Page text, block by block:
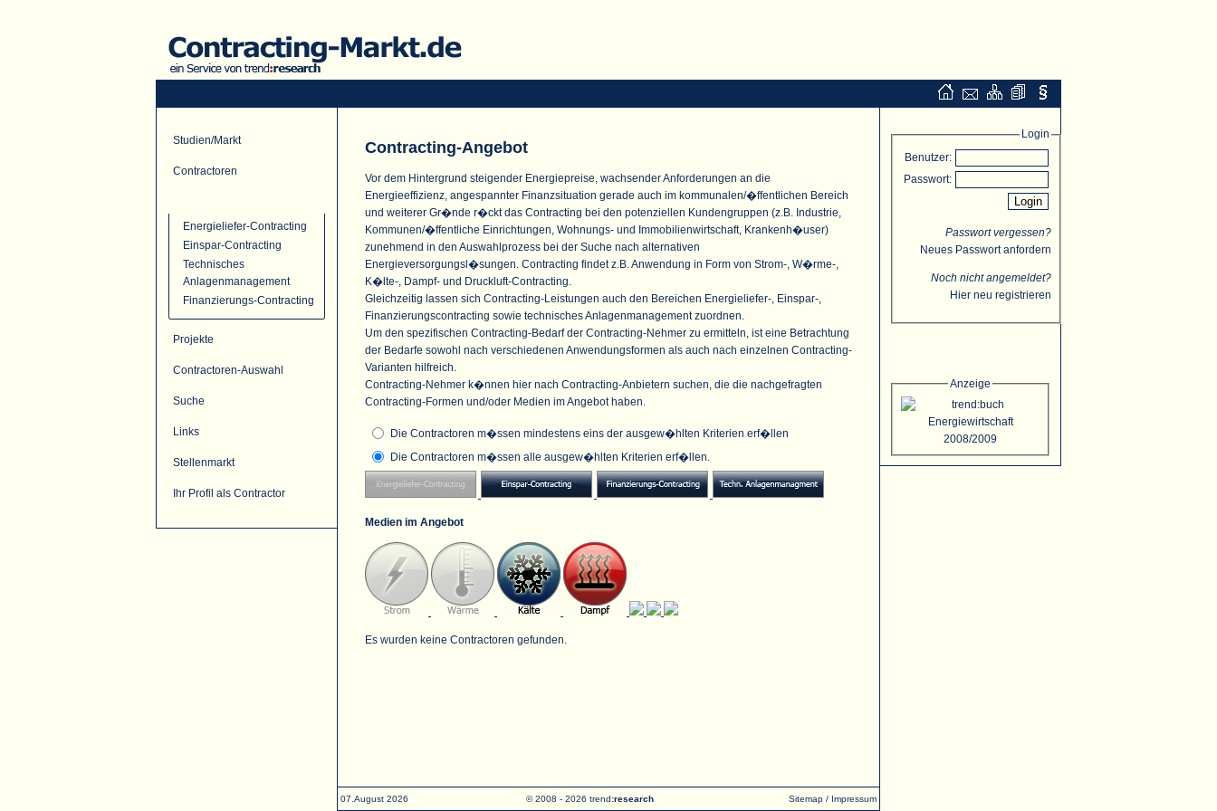
Studien/Markt
Contractoren
Energieliefer-Contracting
Einspar-Contracting
Technisches
Anlagenmanagement
Finanzierungs-Contracting
Projekte
Contractoren-Auswahl
Suche
Links
Stellenmarkt
Ihr Profil als Contractor
Contracting-Angebot
Vor dem Hintergrund steigender Energiepreise, wachsender Anforderungen an die
Energieeffizienz, angespannter Finanzsituation gerade auch im kommunalen/�ffentlichen Bereich
und weiterer Gr�nde r�ckt das Contracting bei den potenziellen Kundengruppen (z.B. Industrie,
Kommunen/�ffentliche Einrichtungen, Wohnungs- und Immobilienwirtschaft, Krankenh�user)
zunehmend in den Auswahlprozess bei der Suche nach alternativen
Energieversorgungsl�sungen. Contracting findet z.B. Anwendung in Form von Strom-, W�rme-,
K�lte-, Dampf- und Druckluft-Contracting.
Gleichzeitig lassen sich Contracting-Leistungen auch den Bereichen Energieliefer-, Einspar-,
Finanzierungscontracting sowie technisches Anlagenmanagement zuordnen.
Um den spezifischen Contracting-Bedarf der Contracting-Nehmer zu ermitteln, ist eine Betrachtung
der Bedarfe sowohl nach verschiedenen Anwendungsformen als auch nach einzelnen Contracting-
Varianten hilfreich.
Contracting-Nehmer k�nnen hier nach Contracting-Anbietern suchen, die die nachgefragten
Contracting-Formen und/oder Medien im Angebot haben.
Die Contractoren m�ssen mindestens eins der ausgew�hlten Kriterien erf�llen
Die Contractoren m�ssen alle ausgew�hlten Kriterien erf�llen.
Medien im Angebot
Es wurden keine Contractoren gefunden.
Login
Benutzer:
Passwort:
Passwort vergessen?
Neues Passwort anfordern
Noch nicht angemeldet?
Hier neu registrieren
Anzeige
07.August 2026 © 2008 - 2026 trend:research Sitemap / Impressum